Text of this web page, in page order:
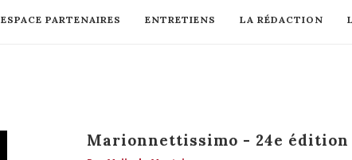
ESPACE PARTENAIRES ENTRETIENS LA RÉDACTION
Marionnettissimo - 24e édition